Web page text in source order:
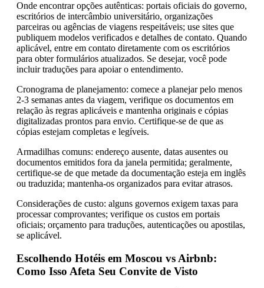
Onde encontrar opções autênticas: portais oficiais do governo,
escritórios de intercâmbio universitário, organizações
parceiras ou agências de viagens respeitáveis; use sites que
publiquem modelos verificados e detalhes de contato. Quando
aplicável, entre em contato diretamente com os escritórios
para obter formulários atualizados. Se desejar, você pode
incluir traduções para apoiar o entendimento.
Cronograma de planejamento: comece a planejar pelo menos
2-3 semanas antes da viagem, verifique os documentos em
relação às regras aplicáveis e mantenha originais e cópias
digitalizadas prontos para envio. Certifique-se de que as
cópias estejam completas e legíveis.
Armadilhas comuns: endereço ausente, datas ausentes ou
documentos emitidos fora da janela permitida; geralmente,
certifique-se de que metade da documentação esteja em inglês
ou traduzida; mantenha-os organizados para evitar atrasos.
Considerações de custo: alguns governos exigem taxas para
processar comprovantes; verifique os custos em portais
oficiais; orçamento para traduções, autenticações ou apostilas,
se aplicável.
Escolhendo Hotéis em Moscou vs Airbnb:
Como Isso Afeta Seu Convite de Visto